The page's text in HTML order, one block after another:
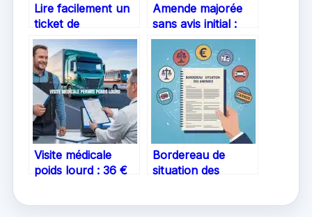
Lire facilement un
ticket de
chronotachygraphe
: mode d’emploi,
explications et
astuces
Amende majorée
sans avis initial :
comment
contester en 30
jours pour payer le
tarif minoré
Visite médicale
poids lourd : 36 €
Bordereau de
situation des